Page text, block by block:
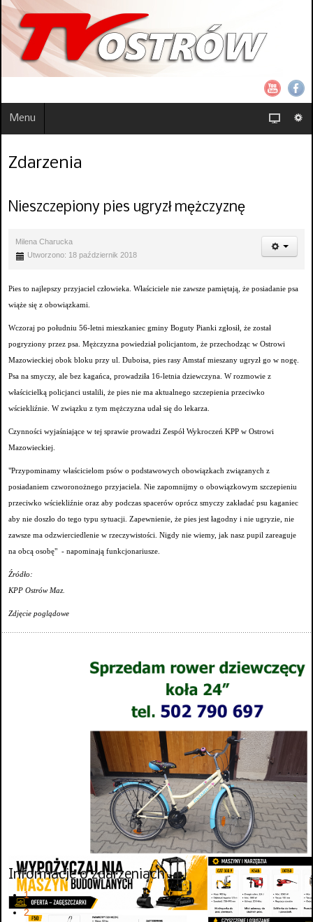
Menu
Zdarzenia
Nieszczepiony pies ugryzł mężczyznę
Milena Charucka
Utworzono: 18 październik 2018
Pies to najlepszy przyjaciel człowieka. Właściciele nie zawsze pamiętają, że posiadanie psa
wiąże się z obowiązkami.
Wczoraj po południu 56-letni mieszkaniec gminy Boguty Pianki zgłosił, że został
pogryziony przez psa. Mężczyzna powiedział policjantom, że przechodząc w Ostrowi
Mazowieckiej obok bloku przy ul. Duboisa, pies rasy Amstaf mieszany ugryzł go w nogę.
Psa na smyczy, ale bez kagańca, prowadziła 16-letnia dziewczyna. W rozmowie z
właścicielką policjanci ustalili, że pies nie ma aktualnego szczepienia przeciwko
wściekliźnie. W związku z tym mężczyzna udał się do lekarza.
Czynności wyjaśniające w tej sprawie prowadzi Zespół Wykroczeń KPP w Ostrowi
Mazowieckiej.
"Przypominamy właścicielom psów o podstawowych obowiązkach związanych z
posiadaniem czworonożnego przyjaciela. Nie zapomnijmy o obowiązkowym szczepieniu
przeciwko wściekliźnie oraz aby podczas spacerów oprócz smyczy zakładać psu kaganiec
aby nie doszło do tego typu sytuacji. Zapewnienie, że pies jest łagodny i nie ugryzie, nie
zawsze ma odzwierciedlenie w rzeczywistości. Nigdy nie wiemy, jak nasz pupil zareaguje
na obcą osobę" - napominają funkcjonariusze.
Źródło:
KPP Ostrów Maz.
Zdjęcie poglądowe
Informacje o zdarzeniach
1
2